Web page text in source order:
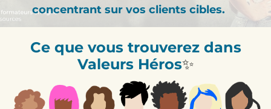
concentrant sur vos clients cibles.
Ce que vous trouverez dans
Valeurs Héros✨